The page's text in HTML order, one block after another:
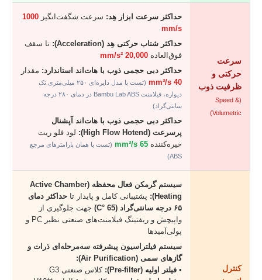
سرعت
حرکتی و
ظرفیت ذوب
(Speed &
Volumetric)
حداکثر سرعت ابزار هِد: سرعت شگفت‌انگیز 1000
mm/s
حداکثر شتاب حرکتی هِد (Acceleration):
تا سقف
فوق‌العاده 20,000 mm/s²
حداکثر دبی حجمی ذوب با هات‌اند استاندارد: مقدار
40 mm³/s
(تست با مدل دایره‌ای ۲۵۰ میلی‌متری تک
دیواره، فیلامنت Bambu Lab ABS در دمای ۲۸۰ درجه
سانتی‌گراد)
حداکثر دبی حجمی ذوب با هات‌اند آپشنال
پرسرعت (High Flow Hotend):
لود فلو ریت
خیره‌کننده 65 mm³/s
(تست با همان پارامترهای مرجع
ABS)
کنترل
سیستم گرمکن فعال محفظه (Active Chamber
Heating):
پشتیبانی کامل و پایدار تا حداکثر دمای
۶۵ درجه سانتی‌گراد (65 °C)
جهت جلوگیری از
واپیچش و ریفتینگ فیلامنت‌های صنعتی نظیر PC و
پولی‌آمیدها
سیستم فیلتراسیون پیشرفته سه‌مرحله‌ای ذرات و
گازهای سمی (Air Purification):
• فیلتر اولیه (Pre-filter):
کلاس صنعتی G3